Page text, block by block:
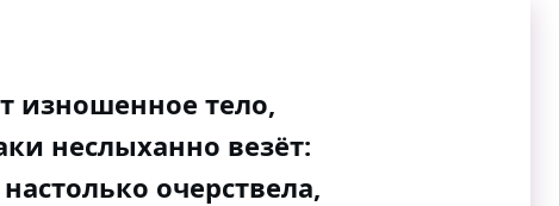
изношенное тело,
неслыханно везёт:
очерствела,